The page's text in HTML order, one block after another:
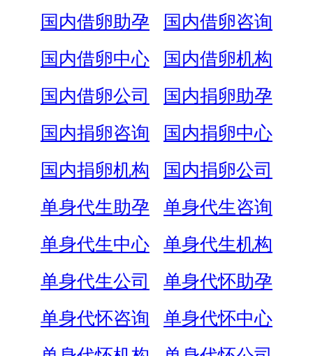
国内借卵助孕
国内借卵咨询
国内借卵中心
国内借卵机构
国内借卵公司
国内捐卵助孕
国内捐卵咨询
国内捐卵中心
国内捐卵机构
国内捐卵公司
单身代生助孕
单身代生咨询
单身代生中心
单身代生机构
单身代生公司
单身代怀助孕
单身代怀咨询
单身代怀中心